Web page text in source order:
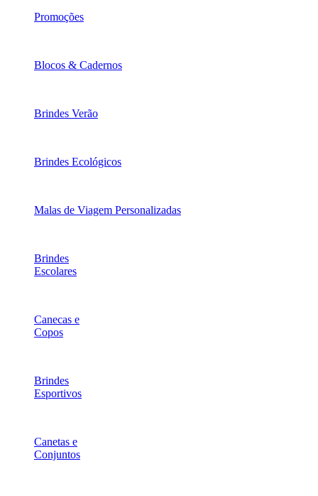
Promoções
Blocos & Cadernos
Brindes Verão
Brindes Ecológicos
Malas de Viagem Personalizadas
Brindes
Escolares
Canecas e
Copos
Brindes
Esportivos
Canetas e
Conjuntos